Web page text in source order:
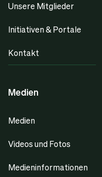
Unsere Mitglieder
Initiativen & Portale
Kontakt
Medien
Medien
Videos und Fotos
Medieninformationen